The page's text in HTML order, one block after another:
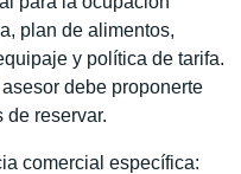
plan de alimentos,
y política de tarifa.
debe proponerte
de reservar.
comercial específica: